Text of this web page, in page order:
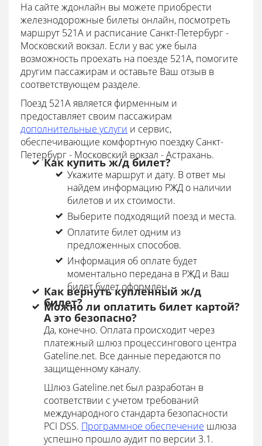
На сайте ждонлайн вы можете приобрести
железнодорожные билеты онлайн, посмотреть
маршрут 521А и расписание Санкт-Петербург -
Московский вокзал. Если у вас уже была
возможность проехать на поезде 521А, помогите
другим пассажирам и оставьте Ваш отзыв в
соответствующем разделе.
Поезд 521А является фирменным и
предоставляет своим пассажирам
дополнительные услуги и сервис,
обеспечивающие комфортную поездку Санкт-
Петербург - Московский вокзал - Астрахань.
Как купить ж/д билет?
Укажите маршрут и дату. В ответ мы
найдем информацию РЖД о наличии
билетов и их стоимости.
Выберите подходящий поезд и места.
Оплатите билет одним из
предложенных способов.
Информация об оплате будет
моментально передана в РЖД и Ваш
билет будет оформлен.
Как вернуть купленный ж/д
билет?
Можно ли оплатить билет картой?
А это безопасно?
Да, конечно. Оплата происходит через
платежный шлюз процессингового центра
Gateline.net. Все данные передаются по
защищенному каналу.
Шлюз Gateline.net был разработан в
соответствии с учетом требований
международного стандарта безопасности
PCI DSS. Программное обеспечение шлюза
успешно прошло аудит по версии 3.1.